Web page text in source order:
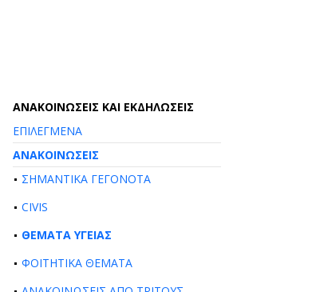
AΝΑΚΟΙΝΩΣΕΙΣ ΚΑΙ ΕΚΔΗΛΩΣΕΙΣ
ΕΠΙΛΕΓΜΕΝΑ
ΑΝΑΚΟΙΝΩΣΕΙΣ
ΣΗΜΑΝΤΙΚΑ ΓΕΓΟΝΟΤΑ
CIVIS
ΘΕΜΑΤΑ ΥΓΕΙΑΣ
ΦΟΙΤΗΤΙΚΑ ΘΕΜΑΤΑ